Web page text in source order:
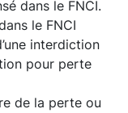
dans le FNCI.
le FNCI
interdiction
pour perte
de la perte ou